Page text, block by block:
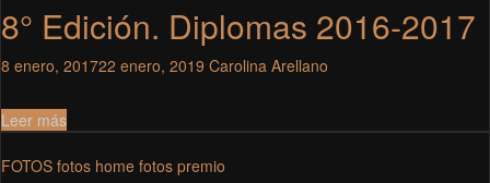
8° Edición. Diplomas 2016-2017
8 enero, 201722 enero, 2019 Carolina Arellano
Leer más
FOTOS fotos home fotos premio